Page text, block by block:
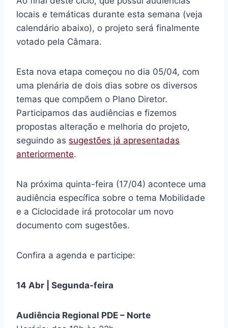
locais e temáticas durante esta semana (veja
calendário abaixo), o projeto será finalmente
votado pela Câmara.
Esta nova etapa começou no dia 05/04, com
uma plenária de dois dias sobre os diversos
temas que compõem o Plano Diretor.
Participamos das audiências e fizemos
propostas alteração e melhoria do projeto,
seguindo as sugestões já apresentadas
anteriormente.
Na próxima quinta-feira (17/04) acontece uma
audiência específica sobre o tema Mobilidade
e a Ciclocidade irá protocolar um novo
documento com sugestões.
Confira a agenda e participe:
14 Abr | Segunda-feira
Audiência Regional PDE – Norte